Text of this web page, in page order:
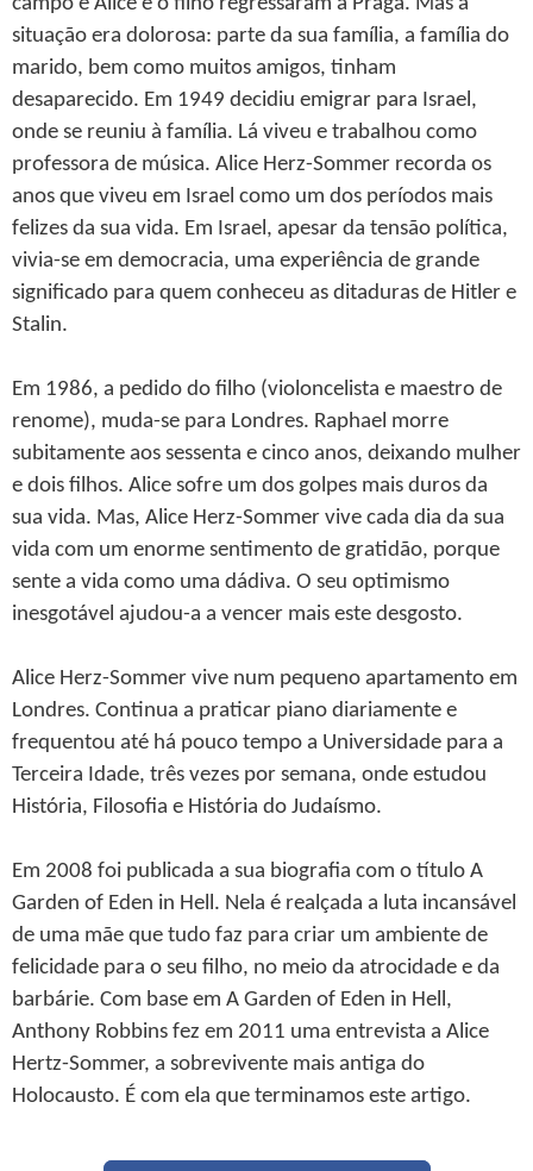
situação era dolorosa: parte da sua família, a família do
marido, bem como muitos amigos, tinham
desaparecido. Em 1949 decidiu emigrar para Israel,
onde se reuniu à família. Lá viveu e trabalhou como
professora de música. Alice Herz-Sommer recorda os
anos que viveu em Israel como um dos períodos mais
felizes da sua vida. Em Israel, apesar da tensão política,
vivia-se em democracia, uma experiência de grande
significado para quem conheceu as ditaduras de Hitler e
Stalin.
Em 1986, a pedido do filho (violoncelista e maestro de
renome), muda-se para Londres. Raphael morre
subitamente aos sessenta e cinco anos, deixando mulher
e dois filhos. Alice sofre um dos golpes mais duros da
sua vida. Mas, Alice Herz-Sommer vive cada dia da sua
vida com um enorme sentimento de gratidão, porque
sente a vida como uma dádiva. O seu optimismo
inesgotável ajudou-a a vencer mais este desgosto.
Alice Herz-Sommer vive num pequeno apartamento em
Londres. Continua a praticar piano diariamente e
frequentou até há pouco tempo a Universidade para a
Terceira Idade, três vezes por semana, onde estudou
História, Filosofia e História do Judaísmo.
Em 2008 foi publicada a sua biografia com o título A
Garden of Eden in Hell. Nela é realçada a luta incansável
de uma mãe que tudo faz para criar um ambiente de
felicidade para o seu filho, no meio da atrocidade e da
barbárie. Com base em A Garden of Eden in Hell,
Anthony Robbins fez em 2011 uma entrevista a Alice
Hertz-Sommer, a sobrevivente mais antiga do
Holocausto. É com ela que terminamos este artigo.